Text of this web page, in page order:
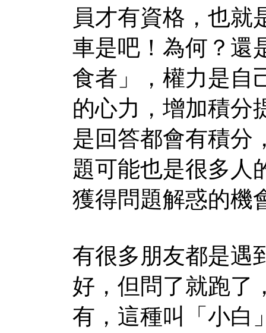
員才有資格，也就
車是吧！為何？還
食者」，權力是自
的心力，增加積分
是回答都會有積分
題可能也是很多人
獲得問題解惑的機
有很多朋友都是遇
好，但問了就跑了
有，這種叫「小白